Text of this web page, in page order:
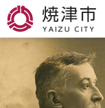
焼津市